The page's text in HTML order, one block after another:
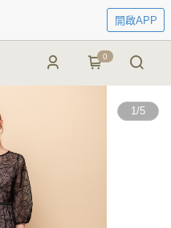
開啟APP
0
1/5